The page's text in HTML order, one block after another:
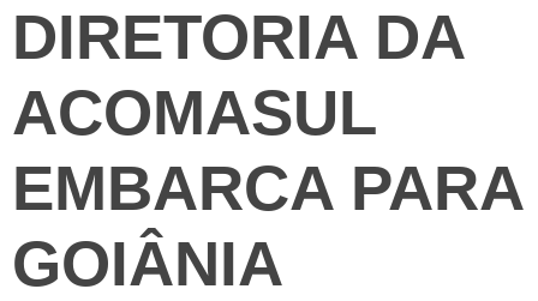
DIRETORIA DA
ACOMASUL
EMBARCA PARA
GOIÂNIA